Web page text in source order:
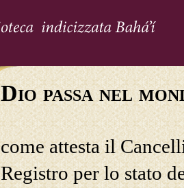
Dio passa nel
come attesta il
Registro per lo stato